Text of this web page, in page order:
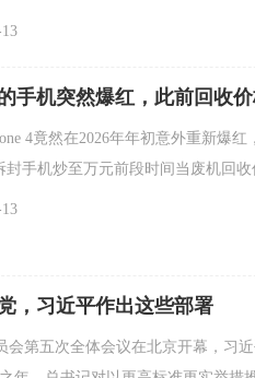
手机突然爆红，此前回收
4竟然在2026年年初意外重新爆红
封手机炒至万元前段时间当废机回
，习近平作出这些部署
会第五次全体会议在北京开幕，习